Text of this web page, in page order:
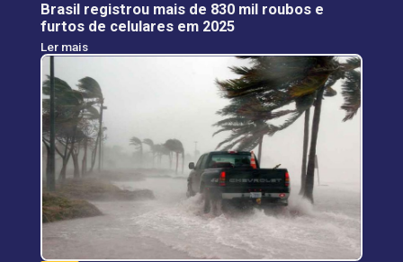
Brasil registrou mais de 830 mil roubos e
furtos de celulares em 2025
Ler mais